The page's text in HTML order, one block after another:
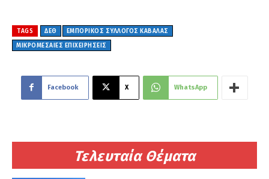
Τελευταία Θέματα
TAGS ΔΕΘ
ΕΜΠΟΡΙΚΟΣ ΣΥΛΛΟΓΟΣ ΚΑΒΑΛΑΣ
ΜΙΚΡΟΜΕΣΑΙΕΣ ΕΠΙΧΕΙΡΗΣΕΙΣ
Facebook X WhatsApp